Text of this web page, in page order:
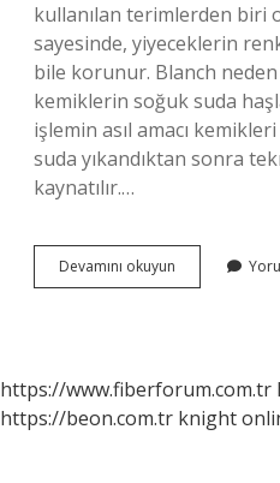
kullanılan terimlerden biri
sayesinde, yiyeceklerin
bile korunur. Blanch neden
kemiklerin soğuk suda
işlemin asıl amacı
suda yıkandıktan sonra
kaynatılır.…
Devamını okuyun Gastronomide
Blanch
https://www.fiberforum.com.tr
https://beon.com.tr knight